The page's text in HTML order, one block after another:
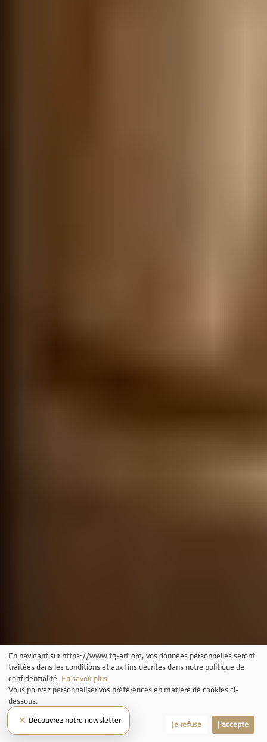
× Découvrez notre newsletter
En navigant sur https://www.fg-art.org, vos données personnelles seront
traitées dans les conditions et aux fins décrites dans notre politique de
confidentialité. En savoir plus
Vous pouvez personnaliser vos préférences en matière de cookies ci-
dessous.
Laissez-moi choisir Je refuse J'accepte